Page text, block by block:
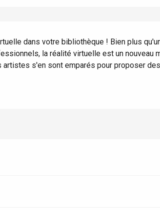
dans votre bibliothèque ! Bien plus
la réalité virtuelle est un nouveau
artistes s'en sont emparés pour proposer